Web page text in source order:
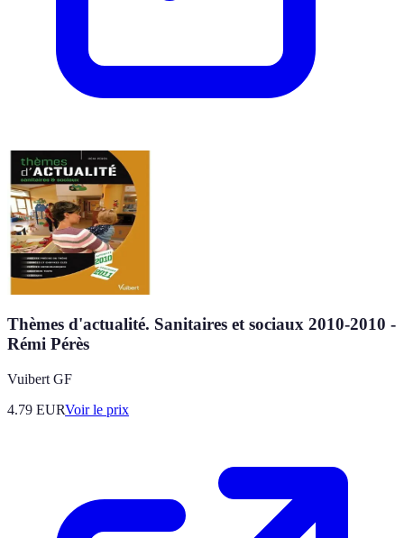
Thèmes d'actualité. Sanitaires et sociaux 2010-2010 -
Rémi Pérès
Vuibert GF
4.79 EURVoir le prix